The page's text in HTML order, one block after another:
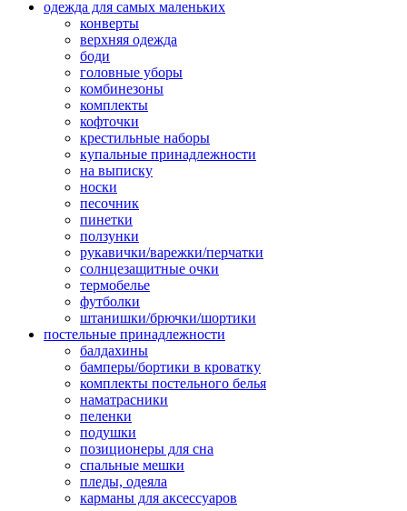
одежда для самых маленьких
конверты
верхняя одежда
боди
головные уборы
комбинезоны
комплекты
кофточки
крестильные наборы
купальные принадлежности
на выписку
носки
песочник
пинетки
ползунки
рукавички/варежки/перчатки
солнцезащитные очки
термобелье
футболки
штанишки/брючки/шортики
постельные принадлежности
балдахины
бамперы/бортики в кроватку
комплекты постельного белья
наматрасники
пеленки
подушки
позиционеры для сна
спальные мешки
пледы, одеяла
карманы для аксеcсуаров